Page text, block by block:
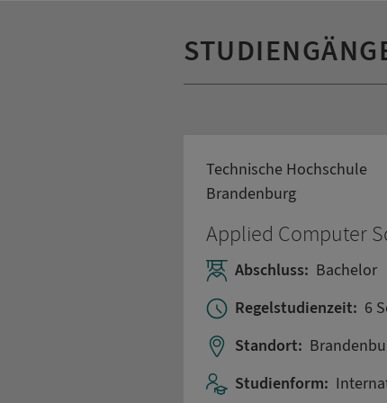
Technische Hochschule
Brandenburg
Applied Computer
Abschluss: Bachelor
Regelstudienzeit: 6
Standort:
Studienform: